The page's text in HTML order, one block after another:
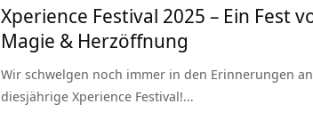
Xperience Festival 2025 – Ein Fest
Magie & Herzöffnung
Wir schwelgen noch immer in den Erinnerungen
diesjährige Xperience Festival!…